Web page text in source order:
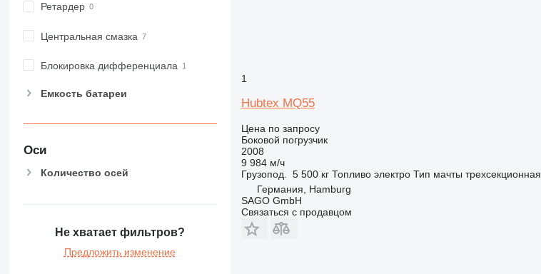
Ретардер
Центральная смазка
Блокировка дифференциала
Емкость батареи
Оси
Количество осей
Не хватает фильтров?
Предложить изменение
1
Hubtex MQ55
Цена по запросу
Боковой погрузчик
2008
9 984 м/ч
Грузопод.
5 500 кг Топливо электро Тип мачты трехсекционная
Германия, Hamburg
SAGO GmbH
Связаться с продавцом